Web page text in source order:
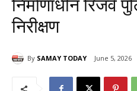
निर्माणाधीन रिजर्व
निरीक्षण
By SAMAY TODAY June 5, 2026